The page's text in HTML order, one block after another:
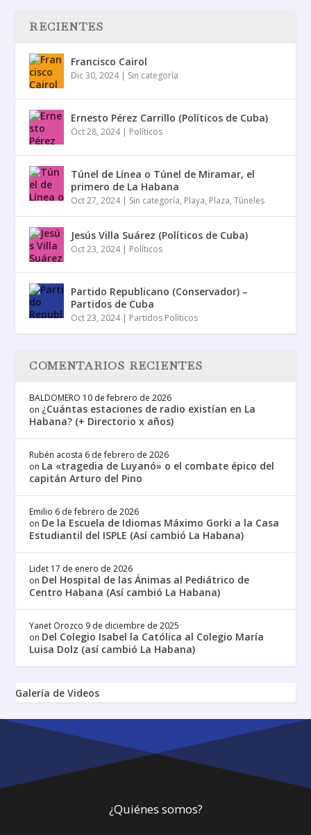
RECIENTES
Francisco Cairol
Dic 30, 2024| Sin categoría
Ernesto Pérez Carrillo (Políticos de Cuba)
Oct 28, 2024| Políticos
Túnel de Línea o Túnel de Miramar, el
primero de La Habana
Oct 27, 2024| Sin categoría, Playa, Plaza,Túneles
Jesús Villa Suárez (Políticos de Cuba)
Oct 23, 2024| Políticos
Partido Republicano (Conservador) –
Partidos de Cuba
Oct 23, 2024| Partidos Políticos
COMENTARIOS RECIENTES
BALDOMERO 10 de febrero de 2026
on ¿Cuántas estaciones de radio existían en La
Habana? (+ Directorio x años)
Rubén acosta 6 de febrero de 2026
on La «tragedia de Luyanó» o el combate épico del
capitán Arturo del Pino
Emilio 6 de febrero de 2026
on De la Escuela de Idiomas Máximo Gorki a la Casa
Estudiantil del ISPLE (Así cambió La Habana)
Lidet 17 de enero de 2026
on Del Hospital de las Ánimas al Pediátrico de
Centro Habana (Así cambió La Habana)
Yanet Orozco 9 de diciembre de 2025
on Del Colegio Isabel la Católica al Colegio María
Luisa Dolz (así cambió La Habana)
Galería de Videos
¿Quiénes somos?